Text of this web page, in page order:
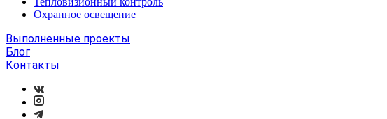
Охранное освещение
Выполненные проекты
Блог
Контакты